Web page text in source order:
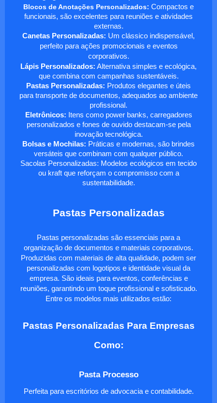
Blocos de Anotações Personalizados: Compactos e
funcionais, são excelentes para reuniões e atividades
externas.
Canetas Personalizadas: Um clássico indispensável,
perfeito para ações promocionais e eventos
corporativos.
Lápis Personalizados: Alternativa simples e ecológica,
que combina com campanhas sustentáveis.
Pastas Personalizadas: Produtos elegantes e úteis
para transporte de documentos, adequados ao ambiente
profissional.
Eletrônicos: Itens como power banks, carregadores
personalizados e fones de ouvido destacam-se pela
inovação tecnológica.
Bolsas e Mochilas: Práticas e modernas, são brindes
versáteis que combinam com qualquer público.
Sacolas Personalizadas: Modelos ecológicos em tecido
ou kraft que reforçam o compromisso com a
sustentabilidade.
Pastas Personalizadas
Pastas personalizadas são essenciais para a
organização de documentos e materiais corporativos.
Produzidas com materiais de alta qualidade, podem ser
personalizadas com logotipos e identidade visual da
empresa. São ideais para eventos, conferências e
reuniões, garantindo um toque profissional e sofisticado.
Entre os modelos mais utilizados estão:
Pastas Personalizadas Para Empresas
Como:
Pasta Processo
Perfeita para escritórios de advocacia e contabilidade.